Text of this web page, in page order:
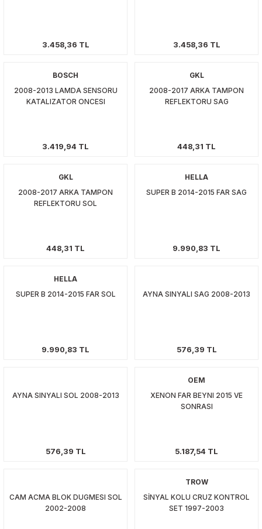
3.458,36 TL 3.458,36 TL
BOSCH
2008-2013 LAMDA SENSORU
KATALIZATOR ONCESI
3.419,94 TL
GKL
2008-2017 ARKA TAMPON
REFLEKTORU SAG
448,31 TL
GKL
2008-2017 ARKA TAMPON
REFLEKTORU SOL
448,31 TL
HELLA
SUPER B 2014-2015 FAR SAG
9.990,83 TL
HELLA
SUPER B 2014-2015 FAR SOL
9.990,83 TL
AYNA SINYALI SAG 2008-2013
576,39 TL
AYNA SINYALI SOL 2008-2013
576,39 TL
OEM
XENON FAR BEYNI 2015 VE
SONRASI
5.187,54 TL
CAM ACMA BLOK DUGMESI SOL
2002-2008
TROW
SİNYAL KOLU CRUZ KONTROL
SET 1997-2003